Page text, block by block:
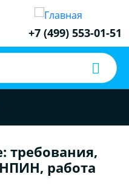
+7 (499) 553-01-51
требования,
работа